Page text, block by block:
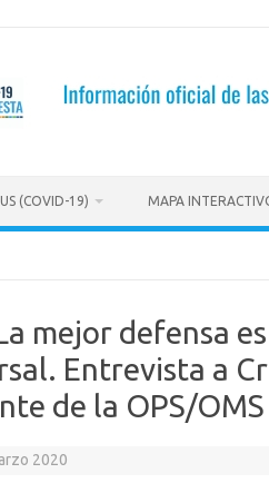
(COVID-19) MAPA
mejor defensa
Entrevista a
de la OPS/OMS
2020